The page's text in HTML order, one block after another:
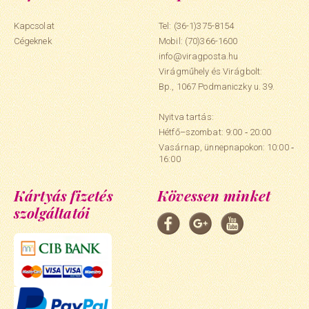
Kapcsolat
Cégeknek
Tel: (36-1)375-8154
Mobil:(70)366-1600
info@viragposta.hu
Virágműhely és Virágbolt:
Bp., 1067 Podmaniczky u. 39.
Nyitva tartás:
Hétfő–szombat: 9:00 ‑ 20:00
Vasárnap, ünnepnapokon: 10:00 ‑
16:00
Kártyás fizetés
szolgáltatói
Kövessen minket